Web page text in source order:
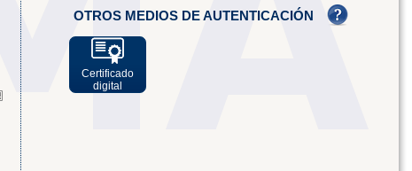
OTROS MEDIOS DE AUTENTICACIÓN
Certificado
digital